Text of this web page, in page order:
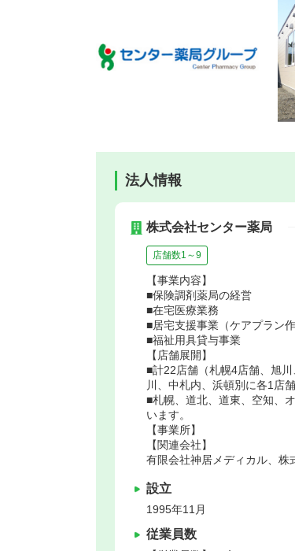
法人情報
株式会社センター薬局
店舗数1～9
【事業内容】
■保険調剤薬局の経営
■在宅医療業務
■居宅支援事業（ケアプラン作
■福祉用具貸与事業
【店舗展開】
■計22店舗（札幌4店舗、旭
川、中札内、浜頓別に各1店
■札幌、道北、道東、空知、
います。
【事業所】
【関連会社】
有限会社神居メディカル、株
設立
1995年11月
従業員数